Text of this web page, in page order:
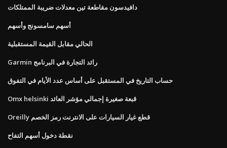
دافيدسون مقاطعة تين معدلات ضريبة الممتلكات
أسهم سامسونج وأسهم
الحالي مقابل القيمة المستقبلية
Garmin رائد التجارة في البرنامج
حساب التاريخ في المستقبل على أساس عدد الأيام في التفوق
Omx helsinki قبعة صغيرة إجمالي مؤشر العائد
Oreilly قطع غيار السيارات على الانترنت رمز الخصم
نقطة دخول أسهم التفاح